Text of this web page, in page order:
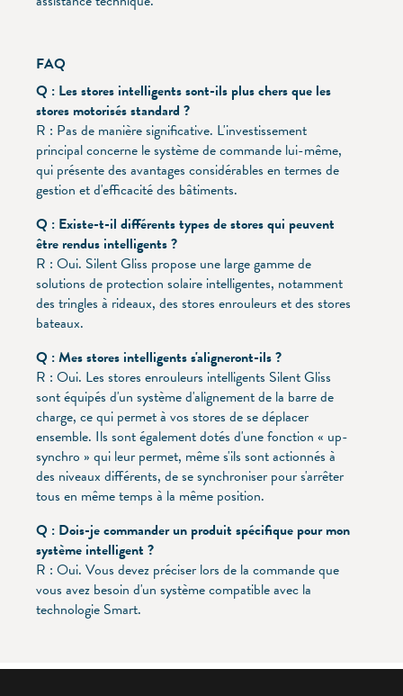
FAQ
Q : Les stores intelligents sont-ils plus chers que les
stores motorisés standard ?
R : Pas de manière significative. L'investissement
principal concerne le système de commande lui-même,
qui présente des avantages considérables en termes de
gestion et d'efficacité des bâtiments.
Q : Existe-t-il différents types de stores qui peuvent
être rendus intelligents ?
R : Oui. Silent Gliss propose une large gamme de
solutions de protection solaire intelligentes, notamment
des tringles à rideaux, des stores enrouleurs et des stores
bateaux.
Q : Mes stores intelligents s'aligneront-ils ?
R : Oui. Les stores enrouleurs intelligents Silent Gliss
sont équipés d'un système d'alignement de la barre de
charge, ce qui permet à vos stores de se déplacer
ensemble. Ils sont également dotés d'une fonction « up-
synchro » qui leur permet, même s'ils sont actionnés à
des niveaux différents, de se synchroniser pour s'arrêter
tous en même temps à la même position.
Q : Dois-je commander un produit spécifique pour mon
système intelligent ?
R : Oui. Vous devez préciser lors de la commande que
vous avez besoin d'un système compatible avec la
technologie Smart.